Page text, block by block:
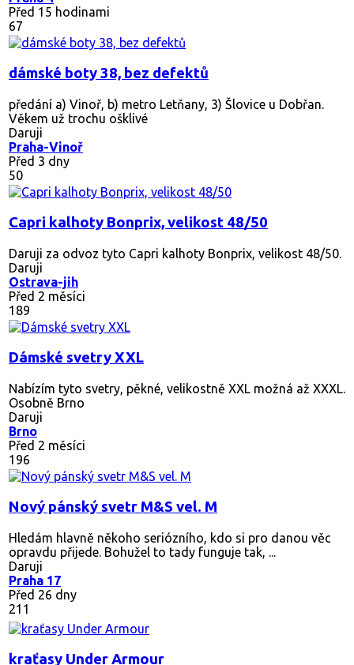
Před 15 hodinami
67
dámské boty 38, bez defektů
předání a) Vinoř, b) metro Letňany, 3) Šlovice u Dobřan.
Věkem už trochu ošklivé
Daruji
Praha-Vinoř
Před 3 dny
50
Capri kalhoty Bonprix, velikost 48/50
Daruji za odvoz tyto Capri kalhoty Bonprix, velikost 48/50.
Daruji
Ostrava-jih
Před 2 měsíci
189
Dámské svetry XXL
Nabízím tyto svetry, pěkné, velikostně XXL možná až XXXL.
Osobně Brno
Daruji
Brno
Před 2 měsíci
196
Nový pánský svetr M&S vel. M
Hledám hlavně někoho seriózního, kdo si pro danou věc
opravdu přijede. Bohužel to tady funguje tak, ...
Daruji
Praha 17
Před 26 dny
211
kraťasy Under Armour